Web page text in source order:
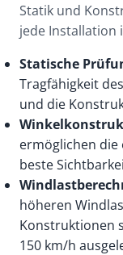
Statik und
jede Installation
Statische
Tragfähigkeit
und die
ermöglichen die
beste
höheren
Konstruktionen
150 km/h